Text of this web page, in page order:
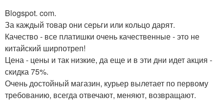
Blogspot. com.
За каждый товар они серьги или кольцо дарят.
Качество - все платишки очень качественные - это не
китайский ширпотреп!
Цена - цены и так низкие, да еще и в эти дни идет акция -
скидка 75%.
Очень достойный магазин, курьер вылетает по первому
требованию, всегда отвечают, меняют, возвращают.